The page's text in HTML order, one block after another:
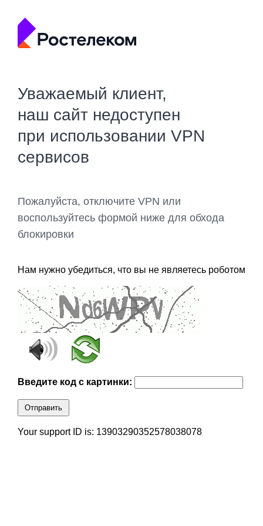
Уважаемый клиент,
наш сайт недоступен
при использовании VPN
сервисов
Пожалуйста, отключите VPN или
воспользуйтесь формой ниже для обхода
блокировки
Нам нужно убедиться, что вы не являетесь роботом
Введите код с картинки:
Отправить
Your support ID is: 13903290352578038078